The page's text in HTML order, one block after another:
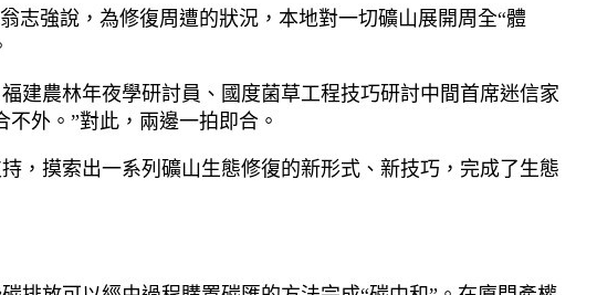
志強說，為修復周遭的狀況，本地對一切礦山展開周全“體
建農林年夜學研討員、國度菌草工程技巧研討中間首席迷信家
外。”對此，兩邊一拍即合。
，摸索出一系列礦山生態修復的新形式、新技巧，完成了生態